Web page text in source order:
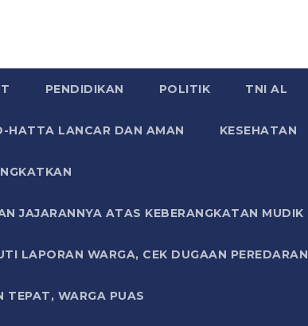
PENDIDIKAN POLITIK TNI AL
HATTA LANCAR DAN AMAN KESEHATAN
JAJARANNYA ATAS KEBERANGKATAN
LAPORAN WARGA, CEK DUGAAN
TEPAT, WARGA PUAS